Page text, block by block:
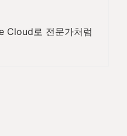
Cloud로 전문가처럼